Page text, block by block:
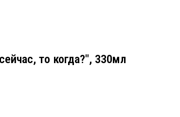
то когда?", 330мл